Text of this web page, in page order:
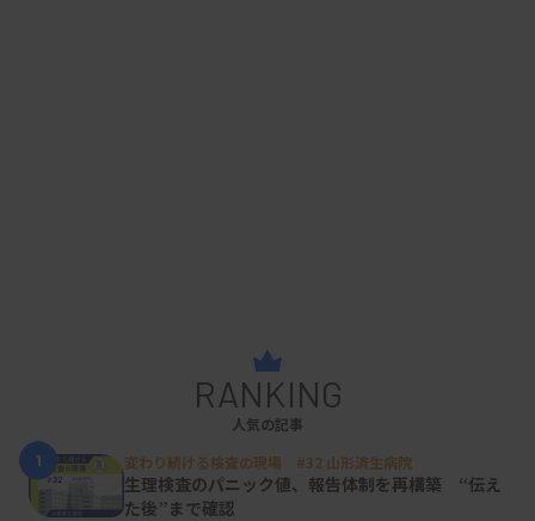
RANKING
人気の記事
1
変わり続ける検査の現場 #32 山形済生病院
生理検査のパニック値、報告体制を再構築 “伝え
た後”まで確認